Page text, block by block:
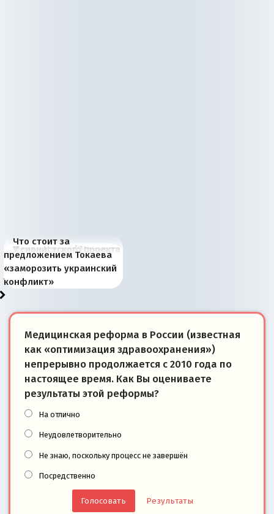
В России назрели
перемены: 15 шагов к
суверенной экономике
Миграционный пожар
Европы
Россия начинает
сбрасывать балласт
Анкориджа
Россия зимой 1904
года: первые уступки во
внутренней политике
Русская нация вчера и
сегодня
Почему правый крах в
Варшаве не поможет её
отношениям с Россией?
Место Науру / Науэро в
современной истории
Южной Осетии
У сионистского проекта
появилось украинское
измерение
Что стоит за
предложением Токаева
«заморозить украинский
конфликт»
Медицинская реформа в России (известная
как «оптимизация здравоохранения»)
непрерывно продолжается с 2010 года по
настоящее время. Как Вы оцениваете
результаты этой реформы?
На отлично
Неудовлетворительно
Не знаю, поскольку процесс не завершён
Посредственно
Результаты